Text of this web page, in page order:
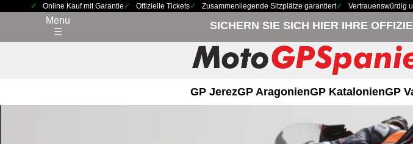
Online Kauf mit Garantie Offizielle Tickets Zusammenliegende Sitzplätze garantiert Vertrauenswürdig
Menu
☰
SICHERN SIE SICH HIER IHRE
GP JerezGP AragonienGP KatalonienGP